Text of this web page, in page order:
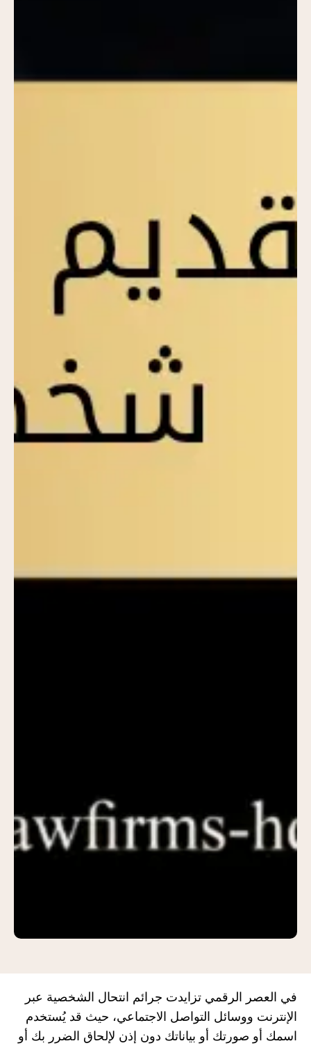
في العصر الرقمي تزايدت جرائم انتحال الشخصية عبر
الإنترنت ووسائل التواصل الاجتماعي، حيث قد يُستخدم
اسمك أو صورتك أو بياناتك دون إذن لإلحاق الضرر بك أو